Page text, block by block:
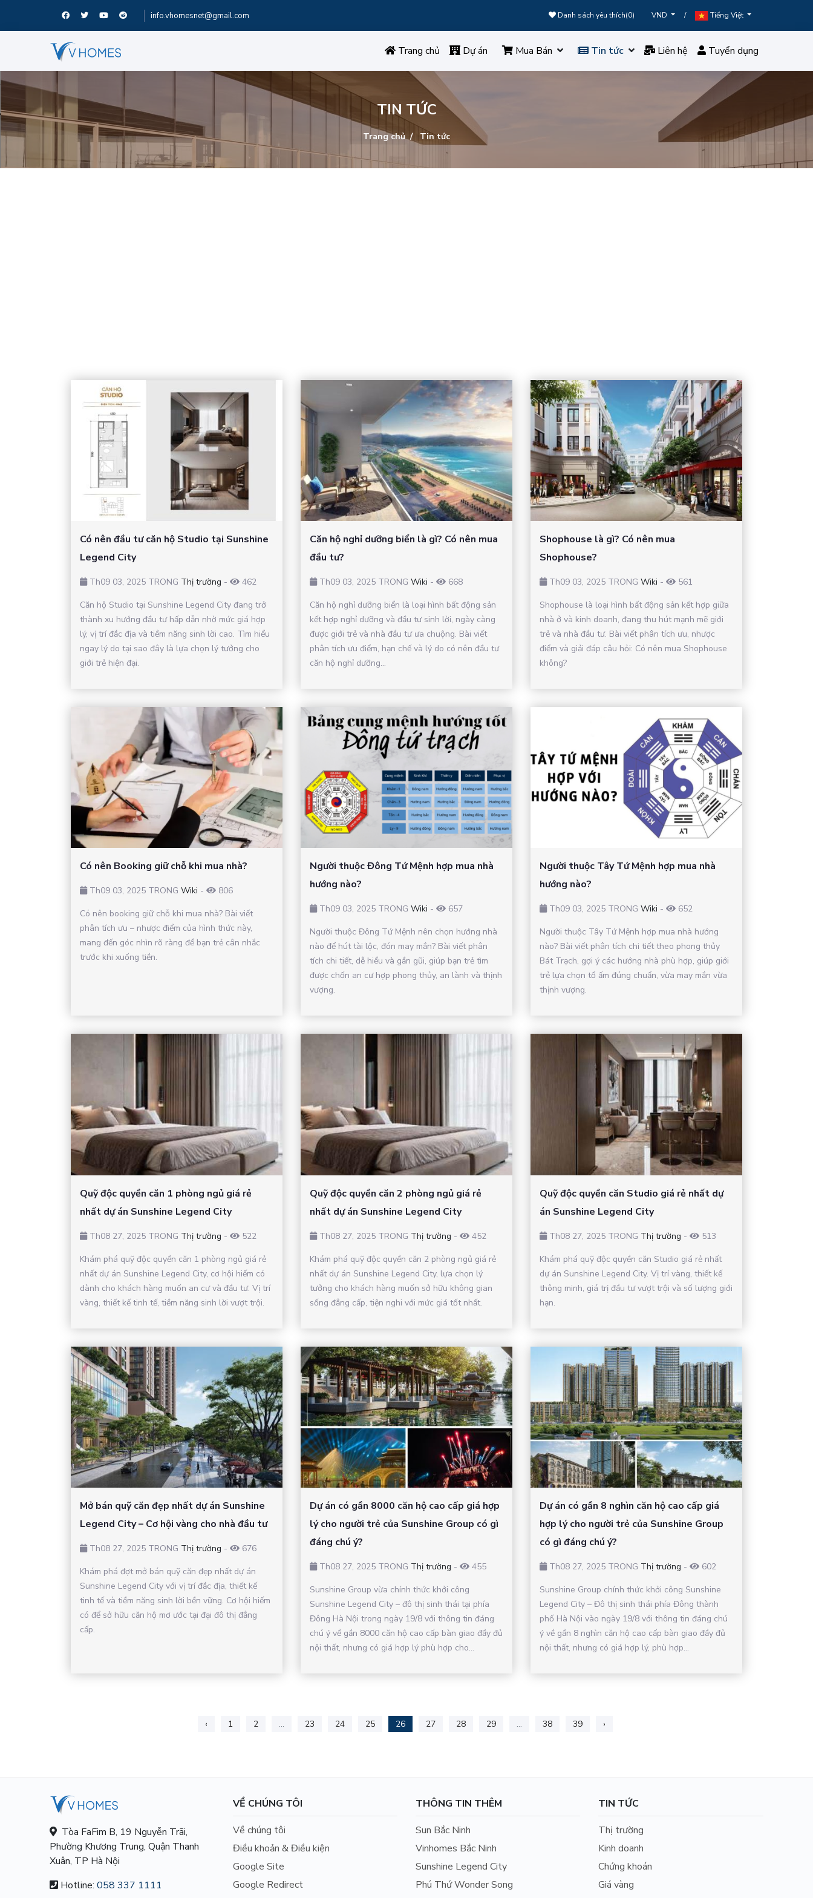
info.vhomesnet@gmail.com Danh sách yêu thích(0) VND / Tiếng Việt
Trang chủ Dự án Mua Bán Tin tức Liên hệ Tuyển dụng
TIN TỨC
Trang chủ Tin tức
Có nên đầu tư căn hộ Studio tại Sunshine
Legend City
Th09 03, 2025 TRONG Thị trường -
462
Căn hộ Studio tại Sunshine Legend City đang trở
thành xu hướng đầu tư hấp dẫn nhờ mức giá hợp
lý, vị trí đắc địa và tiềm năng sinh lời cao. Tìm hiểu
ngay lý do tại sao đây là lựa chọn lý tưởng cho
giới trẻ hiện đại.
Căn hộ nghỉ dưỡng biển là gì? Có nên mua
đầu tư?
Th09 03, 2025 TRONG Wiki -
668
Căn hộ nghỉ dưỡng biển là loại hình bất động sản
kết hợp nghỉ dưỡng và đầu tư sinh lời, ngày càng
được giới trẻ và nhà đầu tư ưa chuộng. Bài viết
phân tích ưu điểm, hạn chế và lý do có nên đầu tư
căn hộ nghỉ dưỡng...
Shophouse là gì? Có nên mua
Shophouse?
Th09 03, 2025 TRONG Wiki -
561
Shophouse là loại hình bất động sản kết hợp giữa
nhà ở và kinh doanh, đang thu hút mạnh mẽ giới
trẻ và nhà đầu tư. Bài viết phân tích ưu, nhược
điểm và giải đáp câu hỏi: Có nên mua Shophouse
không?
Có nên Booking giữ chỗ khi mua nhà?
Th09 03, 2025 TRONG Wiki -
806
Có nên booking giữ chỗ khi mua nhà? Bài viết
phân tích ưu – nhược điểm của hình thức này,
mang đến góc nhìn rõ ràng để bạn trẻ cân nhắc
trước khi xuống tiền.
Người thuộc Đông Tứ Mệnh hợp mua nhà
hướng nào?
Th09 03, 2025 TRONG Wiki -
657
Người thuộc Đông Tứ Mệnh nên chọn hướng nhà
nào để hút tài lộc, đón may mắn? Bài viết phân
tích chi tiết, dễ hiểu và gần gũi, giúp bạn trẻ tìm
được chốn an cư hợp phong thủy, an lành và thịnh
vượng.
Người thuộc Tây Tứ Mệnh hợp mua nhà
hướng nào?
Th09 03, 2025 TRONG Wiki -
652
Người thuộc Tây Tứ Mệnh hợp mua nhà hướng
nào? Bài viết phân tích chi tiết theo phong thủy
Bát Trạch, gợi ý các hướng nhà phù hợp, giúp giới
trẻ lựa chọn tổ ấm đúng chuẩn, vừa may mắn vừa
thịnh vượng.
Quỹ độc quyền căn 1 phòng ngủ giá rẻ
nhất dự án Sunshine Legend City
Th08 27, 2025 TRONG Thị trường -
522
Khám phá quỹ độc quyền căn 1 phòng ngủ giá rẻ
nhất dự án Sunshine Legend City, cơ hội hiếm có
dành cho khách hàng muốn an cư và đầu tư. Vị trí
vàng, thiết kế tinh tế, tiềm năng sinh lời vượt trội.
Quỹ độc quyền căn 2 phòng ngủ giá rẻ
nhất dự án Sunshine Legend City
Th08 27, 2025 TRONG Thị trường -
452
Khám phá quỹ độc quyền căn 2 phòng ngủ giá rẻ
nhất dự án Sunshine Legend City, lựa chọn lý
tưởng cho khách hàng muốn sở hữu không gian
sống đẳng cấp, tiện nghi với mức giá tốt nhất.
Quỹ độc quyền căn Studio giá rẻ nhất dự
án Sunshine Legend City
Th08 27, 2025 TRONG Thị trường -
513
Khám phá quỹ độc quyền căn Studio giá rẻ nhất
dự án Sunshine Legend City. Vị trí vàng, thiết kế
thông minh, giá trị đầu tư vượt trội và số lượng giới
hạn.
Mở bán quỹ căn đẹp nhất dự án Sunshine
Legend City – Cơ hội vàng cho nhà đầu tư
Th08 27, 2025 TRONG Thị trường -
676
Khám phá đợt mở bán quỹ căn đẹp nhất dự án
Sunshine Legend City với vị trí đắc địa, thiết kế
tinh tế và tiềm năng sinh lời bền vững. Cơ hội hiếm
có để sở hữu căn hộ mơ ước tại đại đô thị đẳng
cấp.
Dự án có gần 8000 căn hộ cao cấp giá hợp
lý cho người trẻ của Sunshine Group có gì
đáng chú ý?
Th08 27, 2025 TRONG Thị trường -
455
Sunshine Group vừa chính thức khởi công
Sunshine Legend City – đô thị sinh thái tại phía
Đông Hà Nội trong ngày 19/8 với thông tin đáng
chú ý về gần 8000 căn hộ cao cấp bàn giao đầy đủ
nội thất, nhưng có giá hợp lý phù hợp cho...
Dự án có gần 8 nghìn căn hộ cao cấp giá
hợp lý cho người trẻ của Sunshine Group
có gì đáng chú ý?
Th08 27, 2025 TRONG Thị trường -
602
Sunshine Group chính thức khởi công Sunshine
Legend City – Đô thị sinh thái phía Đông thành
phố Hà Nội vào ngày 19/8 với thông tin đáng chú
ý về gần 8 nghìn căn hộ cao cấp bàn giao đầy đủ
nội thất, nhưng có giá hợp lý, phù hợp...
‹ 1 2 ... 23 24 25 26 27 28 29 ... 38 39 ›
Tòa FaFim B, 19 Nguyễn Trãi,
Phường Khương Trung, Quận Thanh
Xuân, TP Hà Nội
Hotline: 058 337 1111
VỀ CHÚNG TÔI
Về chúng tôi
Điều khoản & Điều kiện
Google Site
Google Redirect
THÔNG TIN THÊM
Sun Bắc Ninh
Vinhomes Bắc Ninh
Sunshine Legend City
Phú Thứ Wonder Song
TIN TỨC
Thị trường
Kinh doanh
Chứng khoán
Giá vàng